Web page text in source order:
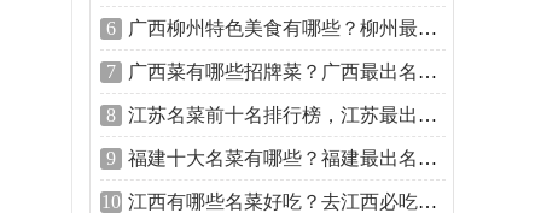
6 广西柳州特色美食有哪些？柳州最有名的
7 广西菜有哪些招牌菜？广西最出名的10道
8 江苏名菜前十名排行榜，江苏最出名的
9 福建十大名菜有哪些？福建最出名的10道
10 江西有哪些名菜好吃？去江西必吃的八道